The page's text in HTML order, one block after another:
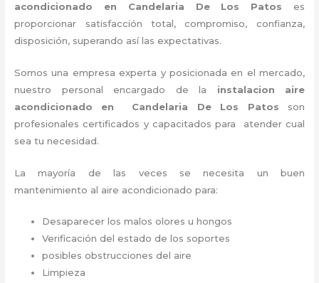
acondicionado en Candelaria De Los Patos
es
proporcionar satisfacción total, compromiso, confianza,
disposición, superando así las expectativas.
Somos una empresa experta y posicionada en el mercado,
nuestro personal encargado de la instalacion aire
acondicionado en Candelaria De Los Patos
son
profesionales certificados y capacitados para atender cual
sea tu necesidad.
La mayoría de las veces se necesita un buen
mantenimiento al aire acondicionado para:
Desaparecer los malos olores u hongos
Verificación del estado de los soportes
posibles obstrucciones del aire
Limpieza